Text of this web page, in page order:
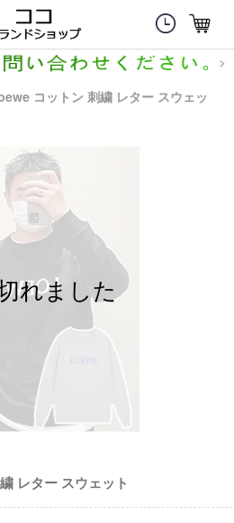
コットン 刺繍 レター スウェッ
レター スウェット